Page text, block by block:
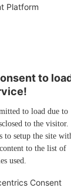
Platform
to
to load due to
to the visitor.
to setup the site
to the list of
used.
Consent